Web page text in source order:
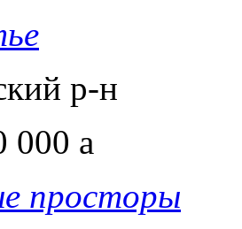
р-н
000 a
просторы